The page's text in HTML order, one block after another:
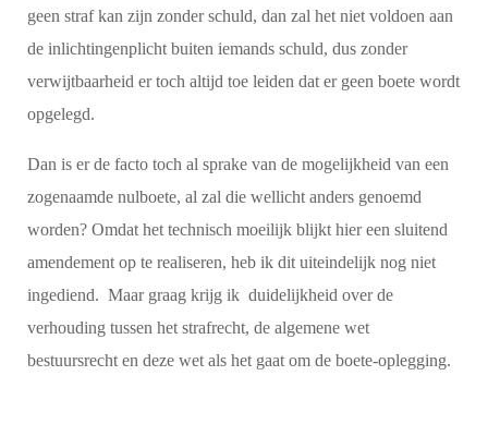
geen straf kan zijn zonder schuld, dan zal het niet voldoen aan
de inlichtingenplicht buiten iemands schuld, dus zonder
verwijtbaarheid er toch altijd toe leiden dat er geen boete wordt
opgelegd.
Dan is er de facto toch al sprake van de mogelijkheid van een
zogenaamde nulboete, al zal die wellicht anders genoemd
worden? Omdat het technisch moeilijk blijkt hier een sluitend
amendement op te realiseren, heb ik dit uiteindelijk nog niet
ingediend. Maar graag krijg ik duidelijkheid over de
verhouding tussen het strafrecht, de algemene wet
bestuursrecht en deze wet als het gaat om de boete-oplegging.